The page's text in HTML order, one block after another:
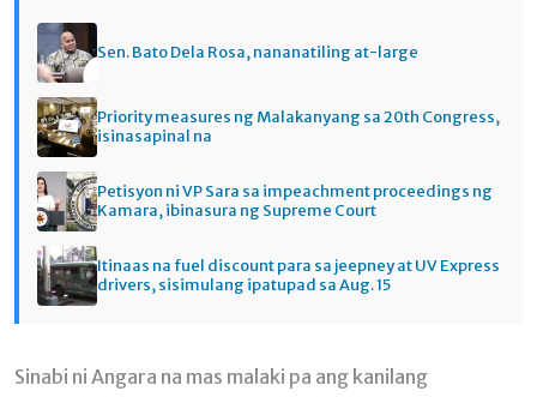
Sen. Bato Dela Rosa, nananatiling at-large
Priority measures ng Malakanyang sa 20th Congress,
isinasapinal na
Petisyon ni VP Sara sa impeachment proceedings ng
Kamara, ibinasura ng Supreme Court
Itinaas na fuel discount para sa jeepney at UV Express
drivers, sisimulang ipatupad sa Aug. 15
Sinabi ni Angara na mas malaki pa ang kanilang